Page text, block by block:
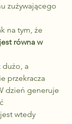
zużywającego
na tym, że
równa w
dużo, a
przekracza
dzień generuje
wtedy